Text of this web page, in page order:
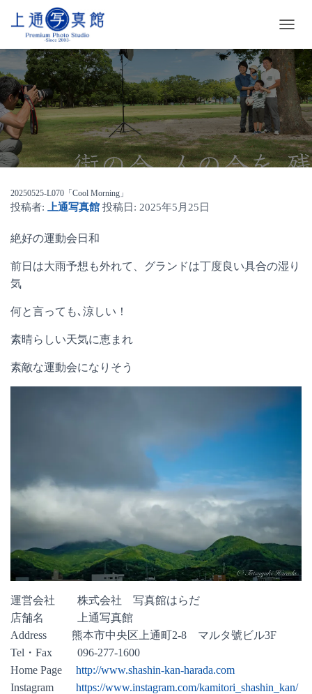
ビ
ゲ
ー
ョ
ン
を
切
り
替
20250525-L070「Cool Morning」
投稿者: 上通写真館 投稿日: 2025年5月25日
絶好の運動会日和
前日は大雨予想も外れて、グランドは丁度良い具合の湿り
気
何と言っても､涼しい！
素晴らしい天気に恵まれ
素敵な運動会になりそう
運営会社 株式会社 写真館はらだ
店舗名 上通写真館
Address 熊本市中央区上通町2-8 マルタ號ビル3F
Tel・Fax 096-277-1600
Home Page http://www.shashin-kan-harada.com
Instagram https://www.instagram.com/kamitori_shashin_kan/